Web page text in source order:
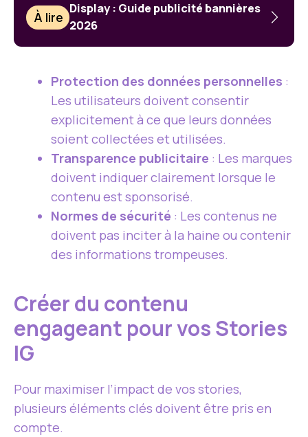
À lire
Display : Guide publicité bannières
2026
Protection des données personnelles :
Les utilisateurs doivent consentir
explicitement à ce que leurs données
soient collectées et utilisées.
Transparence publicitaire : Les marques
doivent indiquer clairement lorsque le
contenu est sponsorisé.
Normes de sécurité : Les contenus ne
doivent pas inciter à la haine ou contenir
des informations trompeuses.
Créer du contenu
engageant pour vos Stories
IG
Pour maximiser l’impact de vos stories,
plusieurs éléments clés doivent être pris en
compte.